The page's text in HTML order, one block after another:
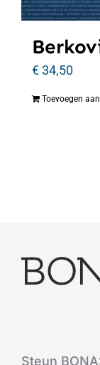
€34,50
Toevoegen
Steun